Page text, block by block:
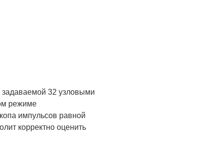
32 узловыми
режиме
импульсов равной
корректно оценить